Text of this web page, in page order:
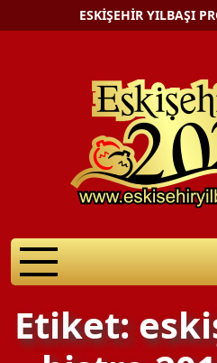
ESKIŞEHIR YILBAŞI
Etiket: